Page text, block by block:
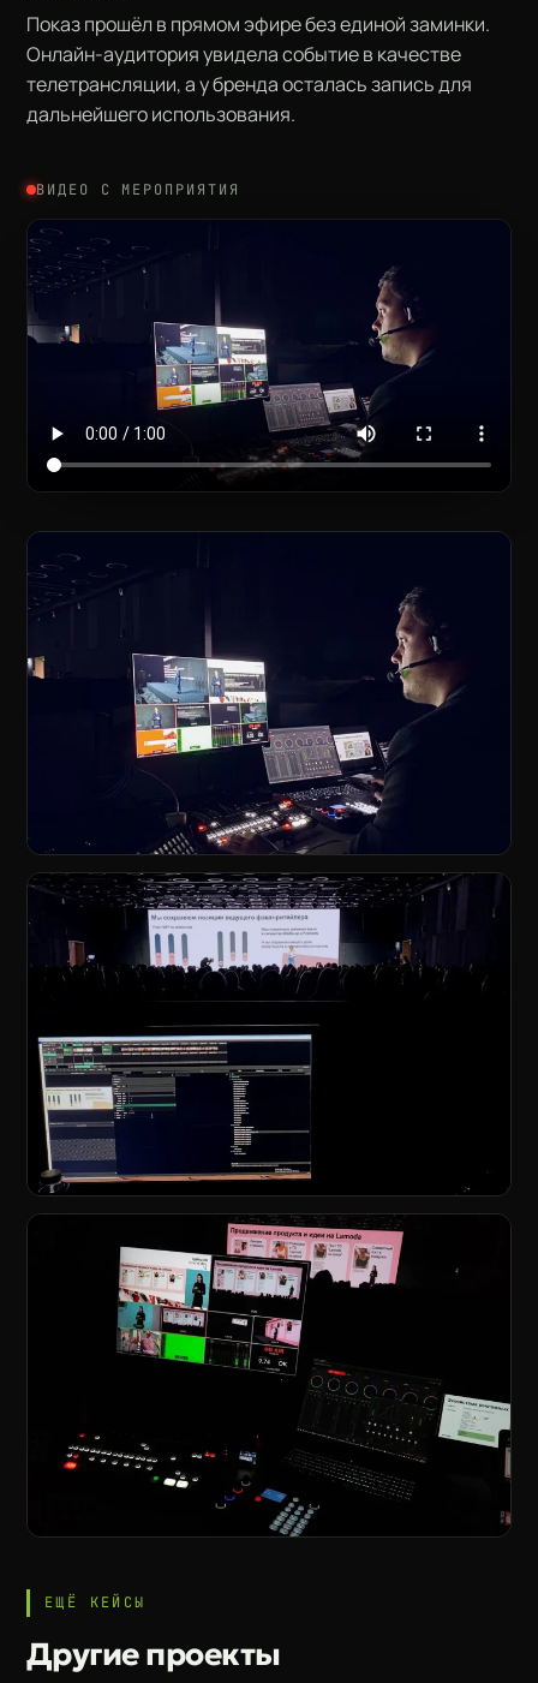
Показ прошёл в прямом эфире без единой заминки.
Онлайн-аудитория увидела событие в качестве
телетрансляции, а у бренда осталась запись для
дальнейшего использования.
ВИДЕО С МЕРОПРИЯТИЯ
ЕЩЁ КЕЙСЫ
Другие проекты